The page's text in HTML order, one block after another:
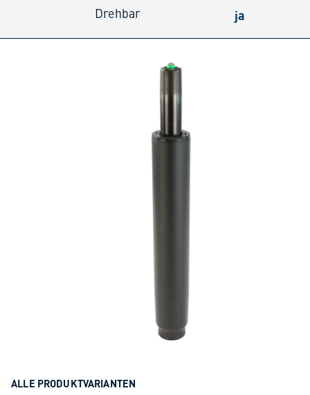
Drehbar ja
ALLE PRODUKTVARIANTEN